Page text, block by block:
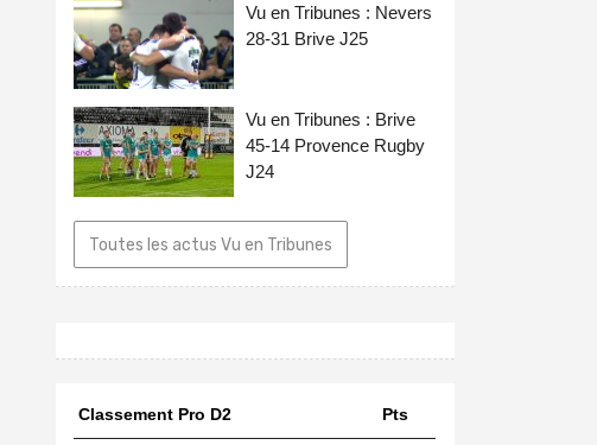
Vu en Tribunes : Nevers
28-31 Brive J25
Vu en Tribunes : Brive
45-14 Provence Rugby
J24
Toutes les actus Vu en Tribunes
Classement Pro D2 Pts